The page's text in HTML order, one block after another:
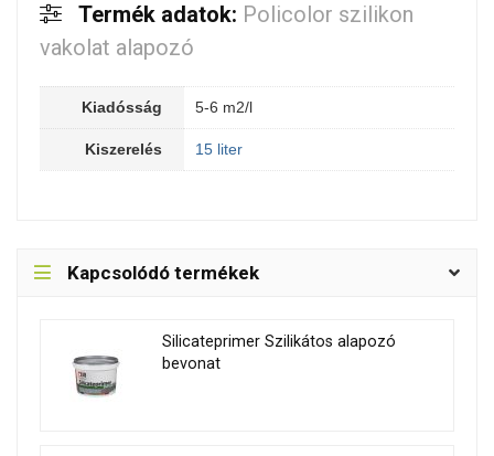
Termék adatok: Policolor szilikon
vakolat alapozó
Kiadósság 5-6 m2/l
Kiszerelés 15 liter
Kapcsolódó termékek
Silicateprimer Szilikátos alapozó
bevonat